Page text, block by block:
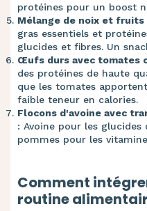
protéines pour un boost
Mélange de noix et fruits
gras essentiels et
glucides et fibres. Un
Œufs durs avec tomates
des protéines de haute
que les tomates
faible teneur en calories.
Flocons d'avoine avec
: Avoine pour les glucides
pommes pour les
Comment
routine